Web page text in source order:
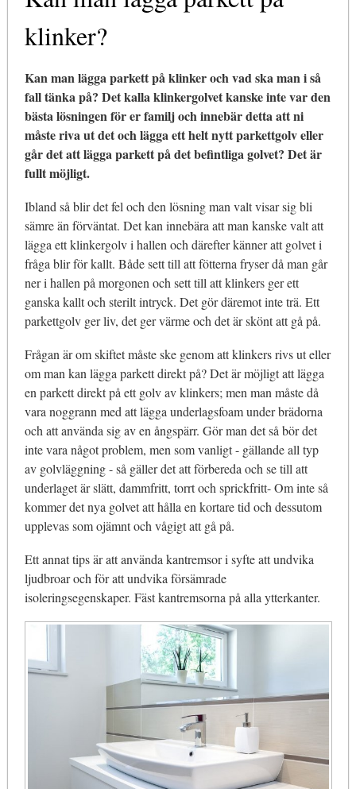
klinker?
Kan man lägga parkett på klinker och vad ska man i så
fall tänka på? Det kalla klinkergolvet kanske inte var den
bästa lösningen för er familj och innebär detta att ni
måste riva ut det och lägga ett helt nytt parkettgolv eller
går det att lägga parkett på det befintliga golvet? Det är
fullt möjligt.
Ibland så blir det fel och den lösning man valt visar sig bli
sämre än förväntat. Det kan innebära att man kanske valt att
lägga ett klinkergolv i hallen och därefter känner att golvet i
fråga blir för kallt. Både sett till att fötterna fryser då man går
ner i hallen på morgonen och sett till att klinkers ger ett
ganska kallt och sterilt intryck. Det gör däremot inte trä. Ett
parkettgolv ger liv, det ger värme och det är skönt att gå på.
Frågan är om skiftet måste ske genom att klinkers rivs ut eller
om man kan lägga parkett direkt på? Det är möjligt att lägga
en parkett direkt på ett golv av klinkers; men man måste då
vara noggrann med att lägga underlagsfoam under brädorna
och att använda sig av en ångspärr. Gör man det så bör det
inte vara något problem, men som vanligt - gällande all typ
av golvläggning - så gäller det att förbereda och se till att
underlaget är slätt, dammfritt, torrt och sprickfritt- Om inte så
kommer det nya golvet att hålla en kortare tid och dessutom
upplevas som ojämnt och vågigt att gå på.
Ett annat tips är att använda kantremsor i syfte att undvika
ljudbroar och för att undvika försämrade
isoleringsegenskaper. Fäst kantremsorna på alla ytterkanter.